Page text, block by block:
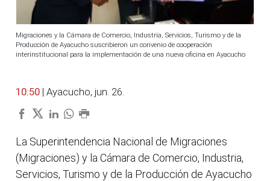
Migraciones y la Cámara de Comercio, Industria, Servicios, Turismo y de la
Producción de Ayacucho suscribieron un convenio de cooperación
interinstitucional para la implementación de una nueva oficina en Ayacucho
10:50 | Ayacucho, jun. 26.
La Superintendencia Nacional de Migraciones
(Migraciones) y la Cámara de Comercio, Industria,
Servicios, Turismo y de la Producción de Ayacucho